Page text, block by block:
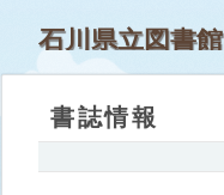
石川県立図書館
書誌情報